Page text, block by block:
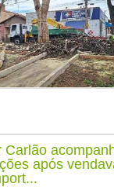
Carlão
após